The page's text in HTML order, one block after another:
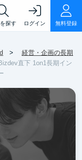
探す ログイン 無料登録
経営・企画の長期
直下 1on1長期イン